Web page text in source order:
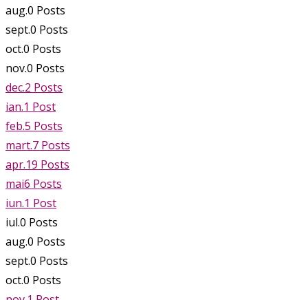
aug.0 Posts
sept.0 Posts
oct.0 Posts
nov.0 Posts
dec.2 Posts
ian.1 Post
feb.5 Posts
mart.7 Posts
apr.19 Posts
mai6 Posts
iun.1 Post
iul.0 Posts
aug.0 Posts
sept.0 Posts
oct.0 Posts